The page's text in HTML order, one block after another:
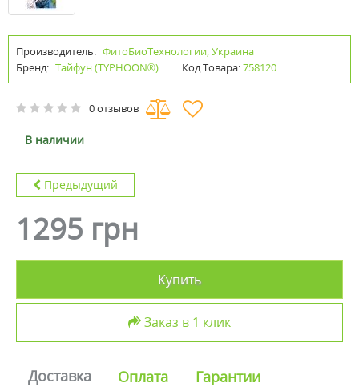
Производитель: ФитоБиоТехнологии, Украина
Бренд: Тайфун (TYPHOON®) Код Товара:758120
0 отзывов
В наличии
Предыдущий
1295 грн
Купить
Заказ в 1 клик
Доставка Оплата Гарантии